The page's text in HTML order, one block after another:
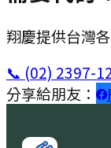
翔慶提供台灣
📞 (02) 2397-
分享給朋友：